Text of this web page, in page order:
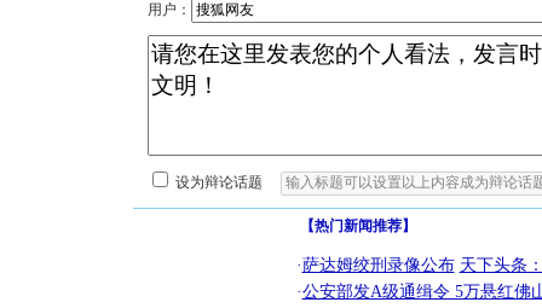
用户：
设为辩论话题
【热门新闻推荐】
·萨达姆绞刑录像公布 天下头条
·公安部发A级通缉令 5万悬红佛